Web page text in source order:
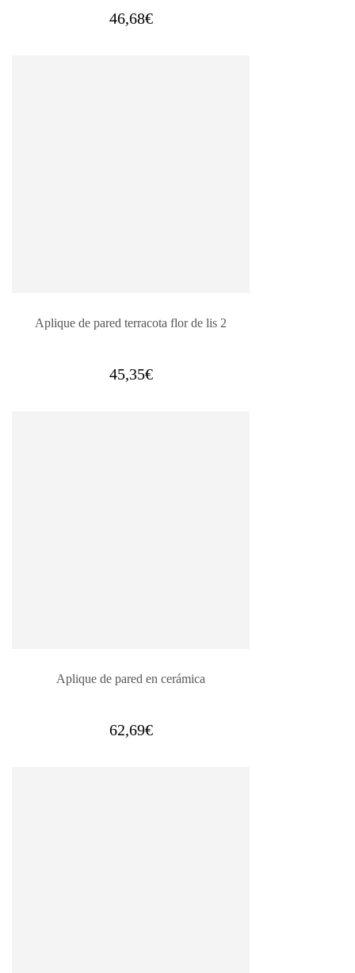
46,68€
Aplique de pared terracota flor de lis 2
45,35€
Aplique de pared en cerámica
62,69€